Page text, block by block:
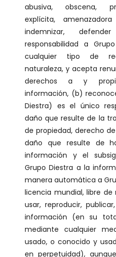
abusiva, obscena,
explícita,
indemnizar,
responsabilidad a
cualquier tipo de
naturaleza, y acepta
derechos a y
información, (b)
Diestra) es el único
daño que resulte de la
de propiedad, derecho
daño que resulte de
información y el
Grupo Diestra a la
manera automática a
licencia mundial, libre de
usar, reproducir,
información (en su
mediante cualquier
usado, o conocido y
en perpetuidad),